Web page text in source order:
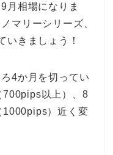
月相場になりま
マリーシリーズ、
いきましょう！
4か月を切ってい
700pips以上）、8
1000pips）近く変